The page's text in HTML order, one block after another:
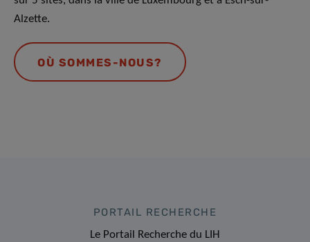
Alzette.
OÙ SOMMES-NOUS?
PORTAIL RECHERCHE
Le Portail Recherche du LIH